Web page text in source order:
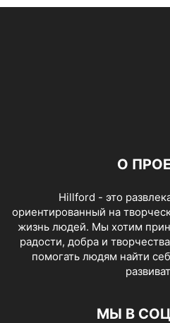
О
Hillford - это
ориентированный на
жизнь людей. Мы хотим
радости, добра и
помогать людям найти
МЫ В